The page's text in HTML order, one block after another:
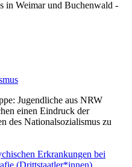
Jugendliche aus NRW
einen Eindruck der
des Nationalsozialismus zu
Erkrankungen bei
(Drittstaatler*innen)